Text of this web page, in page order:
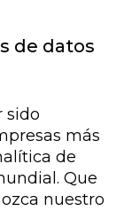
de datos
sido
más
de
Que
nuestro